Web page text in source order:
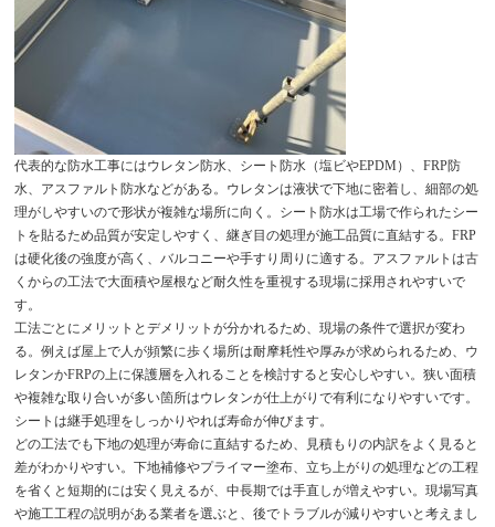
代表的な防水工事にはウレタン防水、シート防水（塩ビやEPDM）、FRP防
水、アスファルト防水などがある。ウレタンは液状で下地に密着し、細部の処
理がしやすいので形状が複雑な場所に向く。シート防水は工場で作られたシー
トを貼るため品質が安定しやすく、継ぎ目の処理が施工品質に直結する。FRP
は硬化後の強度が高く、バルコニーや手すり周りに適する。アスファルトは古
くからの工法で大面積や屋根など耐久性を重視する現場に採用されやすいで
す。
工法ごとにメリットとデメリットが分かれるため、現場の条件で選択が変わ
る。例えば屋上で人が頻繁に歩く場所は耐摩耗性や厚みが求められるため、ウ
レタンかFRPの上に保護層を入れることを検討すると安心しやすい。狭い面積
や複雑な取り合いが多い箇所はウレタンが仕上がりで有利になりやすいです。
シートは継手処理をしっかりやれば寿命が伸びます。
どの工法でも下地の処理が寿命に直結するため、見積もりの内訳をよく見ると
差がわかりやすい。下地補修やプライマー塗布、立ち上がりの処理などの工程
を省くと短期的には安く見えるが、中長期では手直しが増えやすい。現場写真
や施工工程の説明がある業者を選ぶと、後でトラブルが減りやすいと考えまし